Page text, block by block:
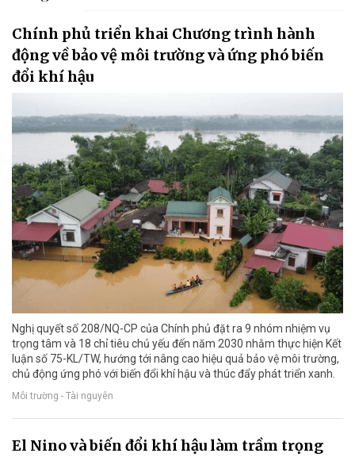
Chính phủ triển khai Chương trình hành
động về bảo vệ môi trường và ứng phó biến
đổi khí hậu
Nghị quyết số 208/NQ-CP của Chính phủ đặt ra 9 nhóm nhiệm vụ
trọng tâm và 18 chỉ tiêu chủ yếu đến năm 2030 nhằm thực hiện Kết
luận số 75-KL/TW, hướng tới nâng cao hiệu quả bảo vệ môi trường,
chủ động ứng phó với biến đổi khí hậu và thúc đẩy phát triển xanh.
Môi trường - Tài nguyên
El Nino và biến đổi khí hậu làm trầm trọng